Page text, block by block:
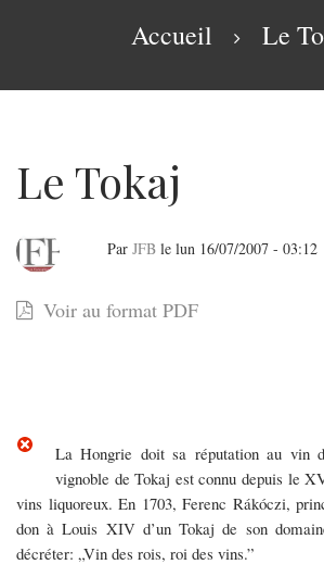
Accueil Le
Le Tokaj
Le
Tokaj
Par JFB le lun 16/07/2007 - 03:12
Voir au format PDF
La Hongrie doit sa réputation au vin
vignoble de Tokaj est connu depuis le
vins liquoreux. En 1703, Ferenc Rákóczi,
don à Louis XIV d’un Tokaj de son
décréter: „Vin des rois, roi des vins.”